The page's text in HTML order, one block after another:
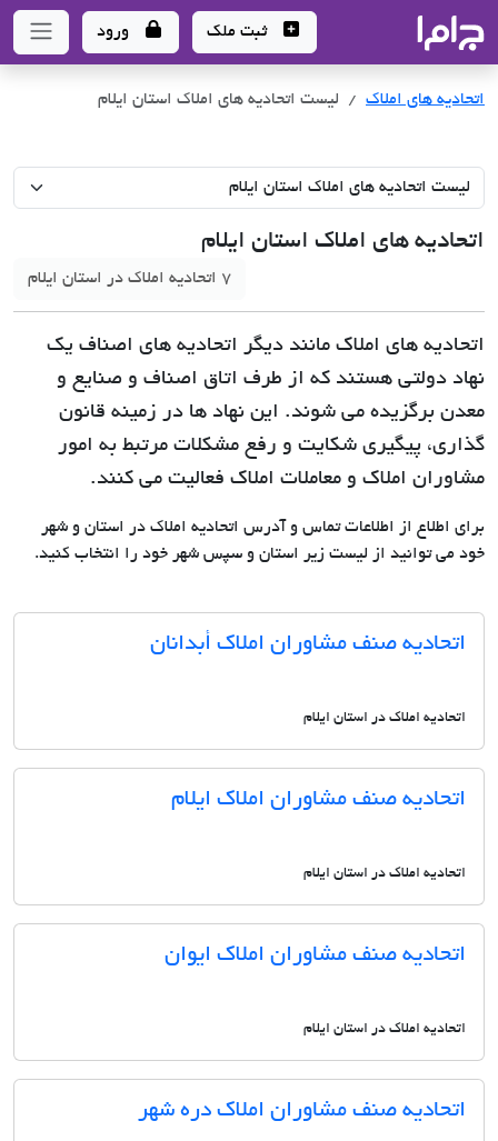
- سامانه جامع املاک و مشاورین املاک
ثبت ملک ورود
اتحادیه های املاک لیست اتحادیه های املاک استان ایلام
اتحادیه های املاک استان ایلام
7 اتحادیه املاک در استان ایلام
اتحادیه های املاک مانند دیگر اتحادیه های اصناف یک
نهاد دولتی هستند که از طرف اتاق اصناف و صنایع و
معدن برگزیده می شوند. این نهاد ها در زمینه قانون
گذاری، پیگیری شکایت و رفع مشکلات مرتبط به امور
مشاوران املاک و معاملات املاک فعالیت می کنند.
برای اطلاع از اطلاعات تماس و آدرس اتحادیه املاک در استان و شهر
خود می توانید از لیست زیر استان و سپس شهر خود را انتخاب کنید.
اتحادیه صنف مشاوران املاک أبدانان
اتحادیه املاک در استان ایلام
اتحادیه صنف مشاوران املاک ایلام
اتحادیه املاک در استان ایلام
اتحادیه صنف مشاوران املاک ایوان
اتحادیه املاک در استان ایلام
اتحادیه صنف مشاوران املاک دره شهر